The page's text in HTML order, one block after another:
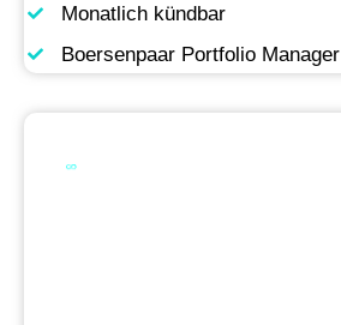
Monatlich kündbar
Boersenpaar Portfolio Manager